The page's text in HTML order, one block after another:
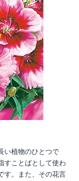
い植物のひとつで
すことばとして使わ
す。また、その花言